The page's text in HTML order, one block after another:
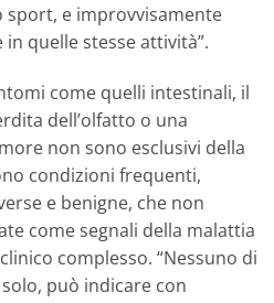
sport, e improvvisamente
quelle stesse attività”.
come quelli intestinali, il
dell’olfatto o una
non sono esclusivi della
condizioni frequenti,
e benigne, che non
come segnali della malattia
complesso. “Nessuno di
può indicare con